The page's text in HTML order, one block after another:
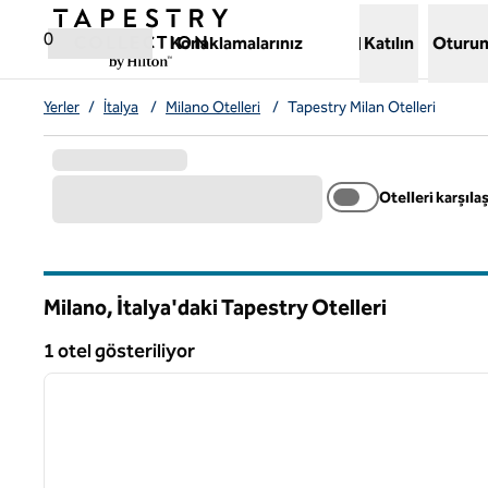
İçeriğe geçiş yap
0
Konaklamalarınız
,Yeni bir sekme açar
Katılın
Yerler / İtalya / Milano Otelleri / Tapestry Milan Otelleri
Otelleri
Milano, İtalya'daki Tapestry Otelleri
1 otel gösteriliyor
1 otel gösteriliyor
1 / 12